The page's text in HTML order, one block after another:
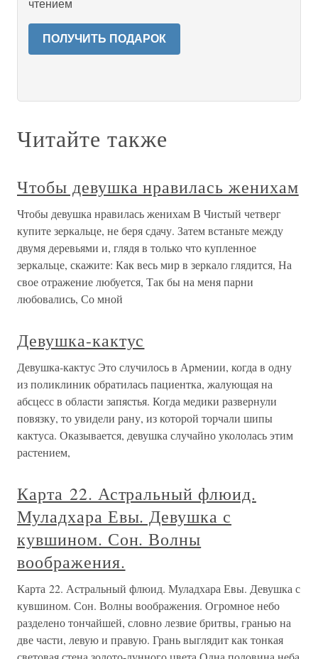
чтением
ПОЛУЧИТЬ ПОДАРОК
Читайте также
Чтобы девушка нравилась женихам
Чтобы девушка нравилась женихам В Чистый четверг
купите зеркальце, не беря сдачу. Затем встаньте между
двумя деревьями и, глядя в только что купленное
зеркальце, скажите: Как весь мир в зеркало глядится, На
свое отражение любуется, Так бы на меня парни
любовались, Со мной
Девушка-кактус
Девушка-кактус Это случилось в Армении, когда в одну
из поликлиник обратилась пациентка, жалующая на
абсцесс в области запястья. Когда медики развернули
повязку, то увидели рану, из которой торчали шипы
кактуса. Оказывается, девушка случайно укололась этим
растением,
Карта 22. Астральный флюид.
Муладхара Евы. Девушка с
кувшином. Сон. Волны
воображения.
Карта 22. Астральный флюид. Муладхара Евы. Девушка с
кувшином. Сон. Волны воображения. Огромное небо
разделено тончайшей, словно лезвие бритвы, гранью на
две части, левую и правую. Грань выглядит как тонкая